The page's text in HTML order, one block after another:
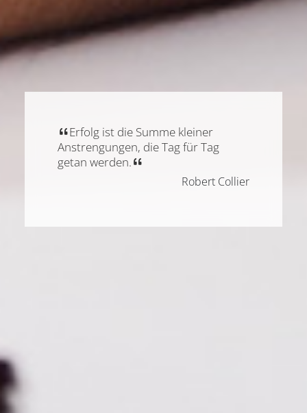
Erfolg ist die Summe kleiner
Anstrengungen, die Tag für Tag
getan werden.
Robert Collier